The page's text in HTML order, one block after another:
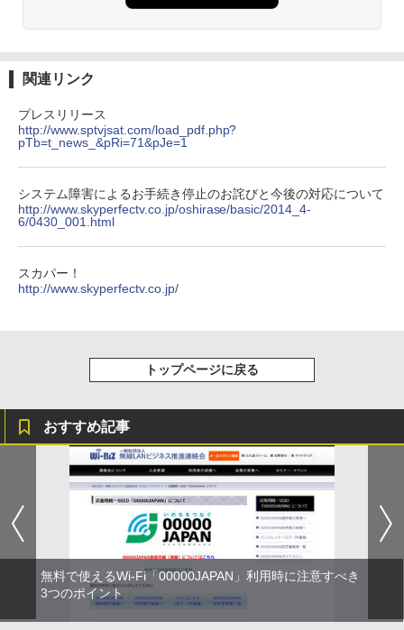
関連リンク
プレスリリース
http://www.sptvjsat.com/load_pdf.php?
pTb=t_news_&pRi=71&pJe=1
システム障害によるお手続き停止のお詫びと今後の対応について
http://www.skyperfectv.co.jp/oshirase/basic/2014_4-
6/0430_001.html
スカパー！
http://www.skyperfectv.co.jp/
トップページに戻る
おすすめ記事
無料で使えるWi-Fi「00000JAPAN」利用時に注意すべき
3つのポイント